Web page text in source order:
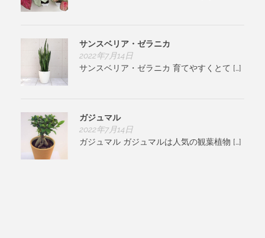
サンスベリア・ゼラニカ
2022年7月14日
サンスベリア・ゼラニカ 育てやすくとて […]
ガジュマル
2022年7月14日
ガジュマル ガジュマルは人気の観葉植物 […]